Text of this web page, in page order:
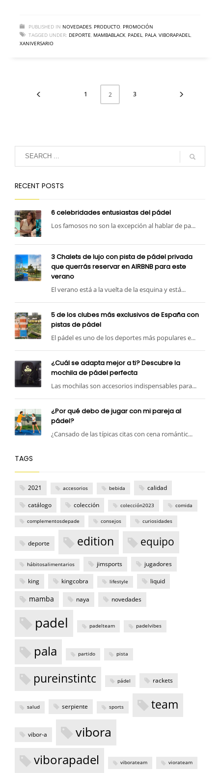
PUBLISHED IN NOVEDADES PRODUCTO PROMOCIÓN
TAGGED UNDER: DEPORTE MAMBABLACK PADEL PALA VIBORAPADEL
XANIVERSARIO
1 2 3
RECENT POSTS
6 celebridades entusiastas del pádel
Los famosos no son la excepción al hablar de pa...
3 Chalets de lujo con pista de pádel privada
que querrás reservar en AIRBNB para este
verano
El verano está a la vuelta de la esquina y está...
5 de los clubes más exclusivos de España con
pistas de pádel
El pádel es uno de los deportes más populares e...
¿Cuál se adapta mejor a ti? Descubre la
mochila de pádel perfecta
Las mochilas son accesorios indispensables para...
¿Por qué debo de jugar con mi pareja al
pádel?
¿Cansado de las típicas citas con cena romántic...
TAGS
2021 accesorios bebida calidad
catálogo colección colección2023 comida
complementosdepade consejos curiosidades
deporte edition equipo
hábitosalimentarios jimsports jugadores
king kingcobra lifestyle liquid
mamba naya novedades
padel padelteam padelvibes
pala partido pista
pureinstintc pádel rackets
salud serpiente sports team
vibor-a vibora
viborapadel viborateam viorateam